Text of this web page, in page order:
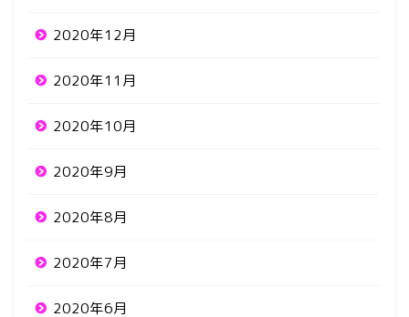
2020年12月
2020年11月
2020年10月
2020年9月
2020年8月
2020年7月
2020年6月